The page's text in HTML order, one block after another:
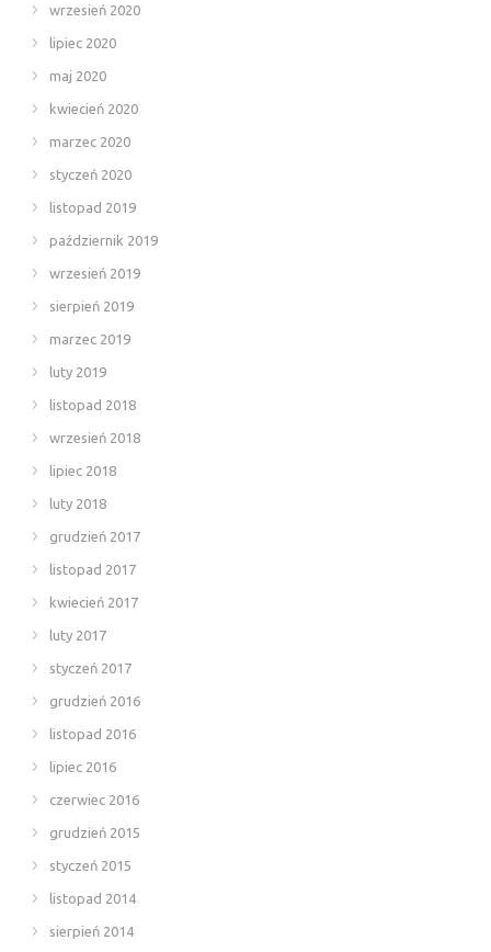
wrzesień 2020
lipiec 2020
maj 2020
kwiecień 2020
marzec 2020
styczeń 2020
listopad 2019
październik 2019
wrzesień 2019
sierpień 2019
marzec 2019
luty 2019
listopad 2018
wrzesień 2018
lipiec 2018
luty 2018
grudzień 2017
listopad 2017
kwiecień 2017
luty 2017
styczeń 2017
grudzień 2016
listopad 2016
lipiec 2016
czerwiec 2016
grudzień 2015
styczeń 2015
listopad 2014
sierpień 2014